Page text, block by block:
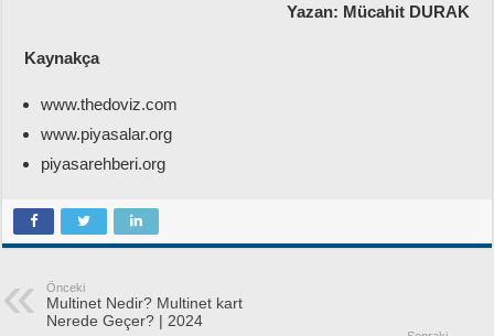
Yazan: Mücahit DURAK
Kaynakça
www.thedoviz.com
www.piyasalar.org
piyasarehberi.org
Önceki
Multinet Nedir? Multinet kart
Nerede Geçer? | 2024